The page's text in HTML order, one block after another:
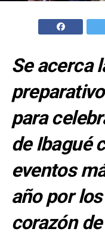
Se acerca
para
de Ibagué
eventos
año por
corazón